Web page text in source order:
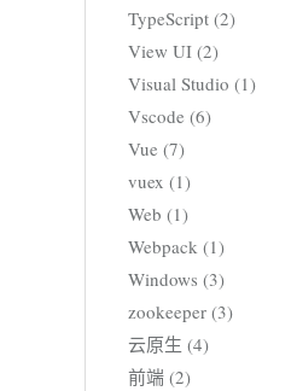
TypeScript (2)
View UI (2)
Visual Studio (1)
Vscode (6)
Vue (7)
vuex (1)
Web (1)
Webpack (1)
Windows (3)
zookeeper (3)
云原生 (4)
前端 (2)